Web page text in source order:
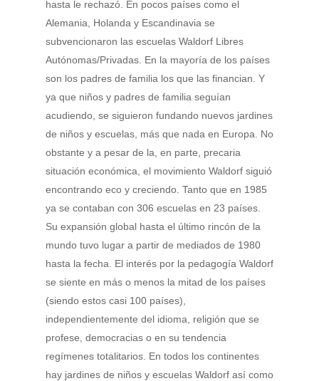
hasta le rechazó. En pocos países como el
Alemania, Holanda y Escandinavia se
subvencionaron las escuelas Waldorf Libres
Autónomas/Privadas. En la mayoría de los países
son los padres de familia los que las financian. Y
ya que niños y padres de familia seguían
acudiendo, se siguieron fundando nuevos jardines
de niños y escuelas, más que nada en Europa. No
obstante y a pesar de la, en parte, precaria
situación económica, el movimiento Waldorf siguió
encontrando eco y creciendo. Tanto que en 1985
ya se contaban con 306 escuelas en 23 países.
Su expansión global hasta el último rincón de la
mundo tuvo lugar a partir de mediados de 1980
hasta la fecha. El interés por la pedagogía Waldorf
se siente en más o menos la mitad de los países
(siendo estos casi 100 países),
independientemente del idioma, religión que se
profese, democracias o en su tendencia
regímenes totalitarios. En todos los continentes
hay jardines de niños y escuelas Waldorf así como